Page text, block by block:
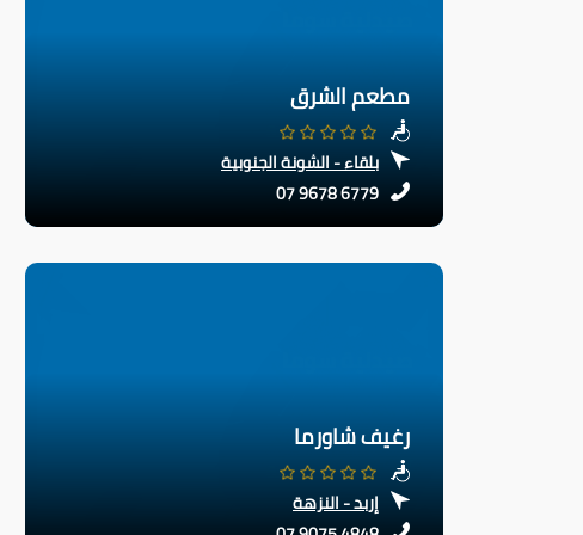
مطعم الشرق
بلقاء - الشونة الجنوبية
07 9678 6779
رغيف شاورما
إربد - النزهة